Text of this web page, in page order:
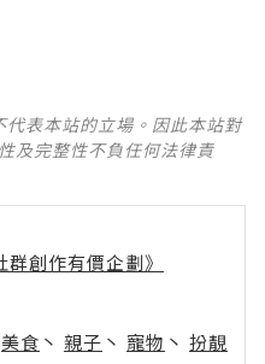
表本站的立場。因此本站對
及完整性不負任何法律責
群創作有價企劃》
美食 丶 親子 丶 寵物 丶 扮靚